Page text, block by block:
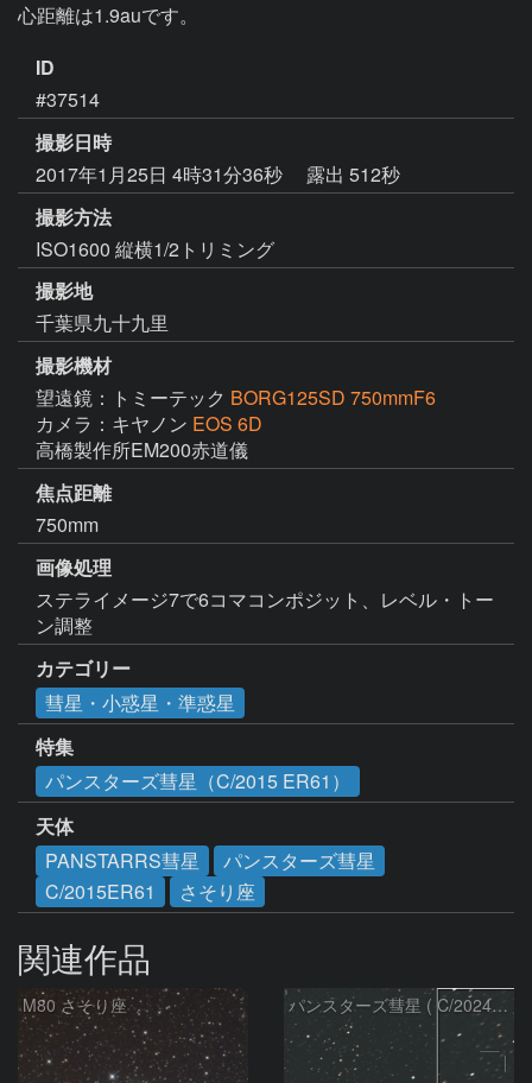
心距離は1.9auです。
ID
#37514
撮影日時
2017年1月25日 4時31分36秒
露出 512秒
撮影方法
ISO1600 縦横1/2トリミング
撮影地
千葉県九十九里
撮影機材
望遠鏡：トミーテック BORG125SD 750mmF6
カメラ：キヤノン EOS 6D
高橋製作所EM200赤道儀
焦点距離
750mm
画像処理
ステライメージ7で6コマコンポジット、レベル・トー
ン調整
カテゴリー
彗星・小惑星・準惑星
特集
パンスターズ彗星（C/2015 ER61）
天体
PANSTARRS彗星
パンスターズ彗星
C/2015ER61
さそり座
関連作品
M80 さそり座 パンスターズ彗星 ( C/2024R4 )：2026/07/27